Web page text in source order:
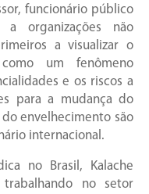
funcionário público
organizações não
a visualizar o
como um fenômeno
e os riscos a
para a mudança do
envelhecimento são
internacional.
no Brasil, Kalache
no setor